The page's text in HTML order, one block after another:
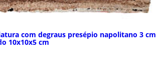
com degraus presépio napolitano 3 cm
10x10x5 cm